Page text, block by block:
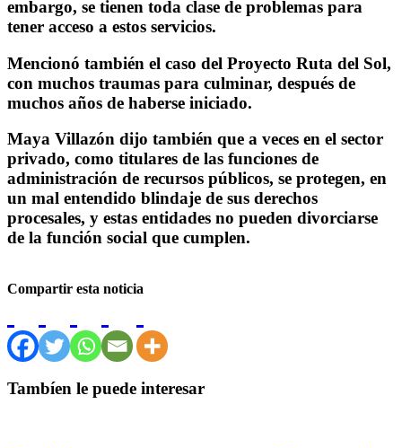
embargo, se tienen toda clase de problemas para
tener acceso a estos servicios.
Mencionó también el caso del Proyecto Ruta del Sol,
con muchos traumas para culminar, después de
muchos años de haberse iniciado.
Maya Villazón dijo también que a veces en el sector
privado, como titulares de las funciones de
administración de recursos públicos, se protegen, en
un mal entendido blindaje de sus derechos
procesales, y estas entidades no pueden divorciarse
de la función social que cumplen.
Compartir esta noticia
Tambíen le puede interesar